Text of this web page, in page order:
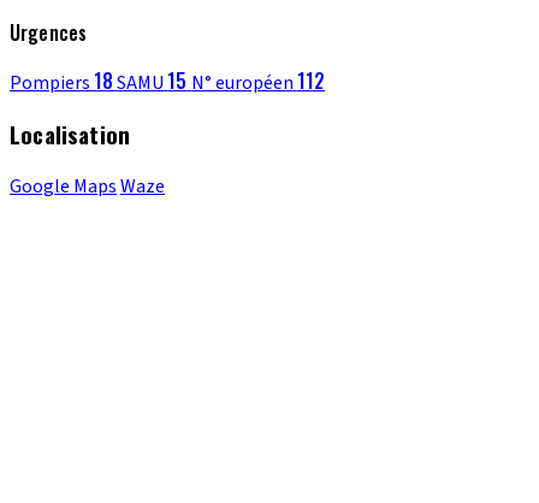
Urgences
Pompiers 18SAMU 15 N° européen 112
Localisation
Google MapsWaze